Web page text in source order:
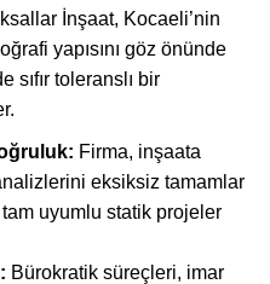
İnşaat, Kocaeli’nin
yapısını göz önünde
sıfır toleranslı bir
Firma, inşaata
eksiksiz tamamlar
uyumlu statik projeler
Bürokratik süreçleri, imar